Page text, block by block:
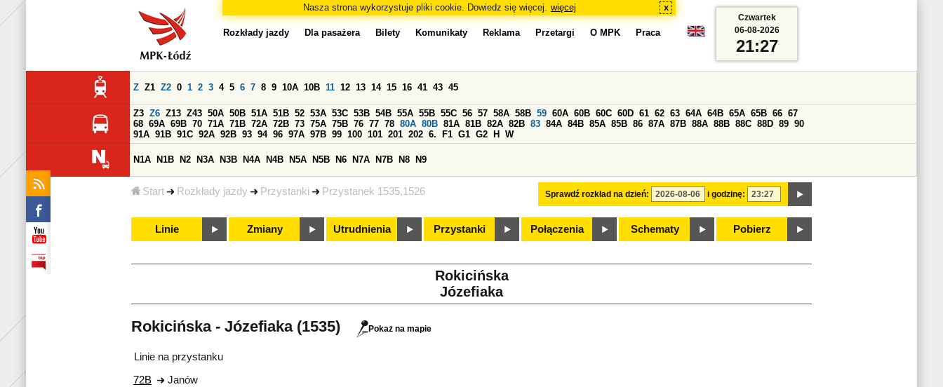
Nasza strona wykorzystuje pliki cookie. Dowiedz się więcej. więcej x
Start Rozkłady jazdy Przystanki Przystanek 1535,1526
Rozkłady jazdy Dla pasażera Bilety Komunikaty Reklama Przetargi O MPK Praca
Sprawdź rozkład na dzień: i godzinę:
Z Z1 Z2 0 1 2 3 4 5 6 7 8 9 10A 10B 11 12 13 14 15 16 41 43 45
Z3 Z6 Z13 Z43 50A 50B 51A 51B 52 53A 53C 53B 54B 55A 55B 55C 56 57 58A 58B 59 60A 60B 60C 60D 61 62 63 64A 64B 65A 65B 66 67
68 69A 69B 70 71A 71B 72A 72B 73 75A 75B 76 77 78 80A 80B 81A 81B 82A 82B 83 84A 84B 85A 85B 86 87A 87B 88A 88B 88C 88D 89 90
91A 91B 91C 92A 92B 93 94 96 97A 97B 99 100 101 201 202 6. F1 G1 G2 H W
N1A N1B N2 N3A N3B N4A N4B N5A N5B N6 N7A N7B N8 N9
Linie Zmiany Utrudnienia Przystanki Połączenia Schematy Pobierz
Czwartek
06-08-2026
21:27
Rokicińska
Józefiaka
Rokicińska - Józefiaka (1535) Pokaż na mapie
Linie na przystanku
72B
Janów